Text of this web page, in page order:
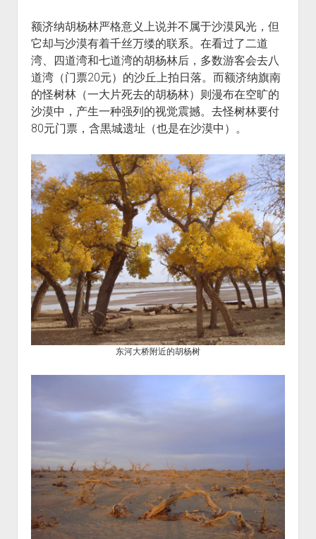
额济纳胡杨林严格意义上说并不属于沙漠风光，但
它却与沙漠有着千丝万缕的联系。在看过了二道
湾、四道湾和七道湾的胡杨林后，多数游客会去八
道湾（门票20元）的沙丘上拍日落。而额济纳旗南
的怪树林（一大片死去的胡杨林）则漫布在空旷的
沙漠中，产生一种强列的视觉震撼。去怪树林要付
80元门票，含黒城遗址（也是在沙漠中）。
东河大桥附近的胡杨树